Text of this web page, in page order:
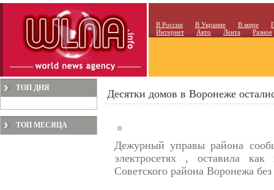
В России В Украине В мире
Интернет
Авто Лента Разное
ТОП ДНЯ
ТОП МЕСЯЦА
Десятки домов в Воронеже
Дежурный управы района
электросетях , оставила
Советского района Воронежа без